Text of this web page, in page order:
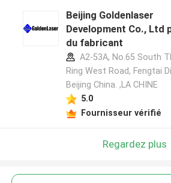
Beijing Goldenlaser
Development Co., Ltd
du fabricant
A2-53A, No.65 South
Ring West Road, Fengtai
Beijing China. ,LA CHINE
5.0
Fournisseur vérifié
Regardez plus